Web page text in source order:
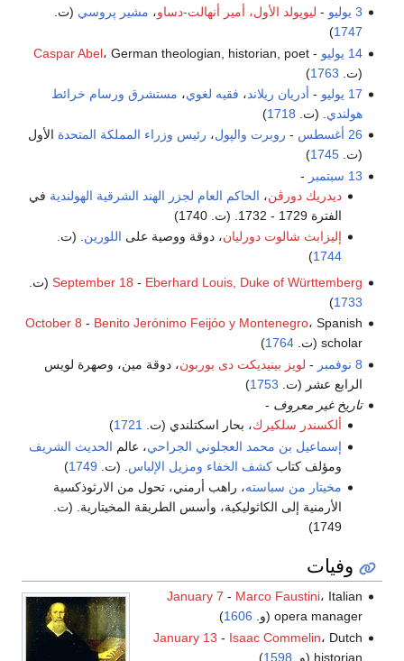
3 يوليو
- ليوپولد الأول، أمير أنهالت-دساو، مشير پروسي (ت.
1747
)
14 يوليو
-
Caspar Abel، German theologian, historian, poet
(ت. 1763
)
17 يوليو
- أدريان ريلاند، فقيه لغوي، مستشرق ورسام خرائط
هولندي . (ت. 1718
)
26 أغسطس
- روبرت والپول، رئيس وزراء المملكة المتحدة الأول
(ت.1745
)
13 سبتمبر
-
ديدريك دورڤن، الحاكم العام لجزر الهند الشرقية الهولندية في
الفترة 1729 - 1732. (ت. 1740)
إليزابث شالوت دورليان، دوقة ووصية على اللورين . (ت.
1744
)
September 18 - Eberhard Louis, Duke of Württemberg
(ت.
1733
)
October 8 - Benito Jerónimo Feijóo y Montenegro، Spanish
scholar (ت.
1764
)
8 نوفمبر
- لويز بينيديكت دى بوربون، دوقة مين، وصهرة لويس
الرابع عشر (ت. 1753
)
تاريخ غير معروف -
ألكسندر سلكيرك، بحار اسكتلندي (ت. 1721
)
إسماعيل بن محمد العجلوني الجراحي، عالم الحديث الشريف
ومؤلف كتاب كشف الخفاء ومزيل الإلباس . (ت. 1749
)
مخيتار من سباسته، راهب أرمني، تحول من الارثوذكسية
الأرمنية إلى الكاثوليكية، وأسس الطريقة المخيتارية. (ت.
1749)
وفيات
January 7 - Marco Faustini، Italian
opera manager (و.
1606
)
January 13 - Isaac Commelin، Dutch
historian (و.
1598
)